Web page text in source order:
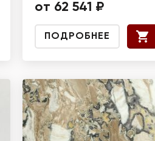
от 62 541 ₽
ПОДРОБНЕЕ